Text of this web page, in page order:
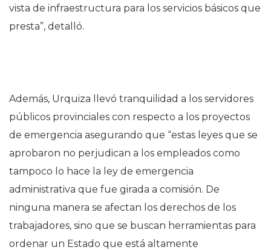
vista de infraestructura para los servicios básicos que
presta”, detalló.
Además, Urquiza llevó tranquilidad a los servidores
públicos provinciales con respecto a los proyectos
de emergencia asegurando que “estas leyes que se
aprobaron no perjudican a los empleados como
tampoco lo hace la ley de emergencia
administrativa que fue girada a comisión. De
ninguna manera se afectan los derechos de los
trabajadores, sino que se buscan herramientas para
ordenar un Estado que está altamente